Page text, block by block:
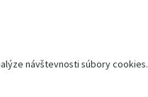
návštevnosti súbory cookies.